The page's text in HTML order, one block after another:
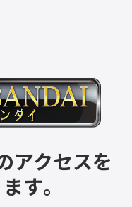
アクセスを
す。